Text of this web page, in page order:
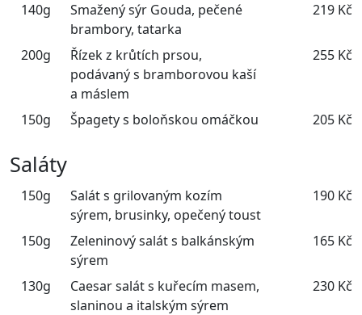
140g
Smažený sýr Gouda, pečené
brambory, tatarka
219 Kč
200g
Řízek z krůtích prsou,
podávaný s bramborovou kaší
a máslem
255 Kč
150g Špagety s boloňskou omáčkou 205 Kč
Saláty
150g
Salát s grilovaným kozím
sýrem, brusinky, opečený toust
190 Kč
150g
Zeleninový salát s balkánským
sýrem
165 Kč
130g
Caesar salát s kuřecím masem,
slaninou a italským sýrem
230 Kč